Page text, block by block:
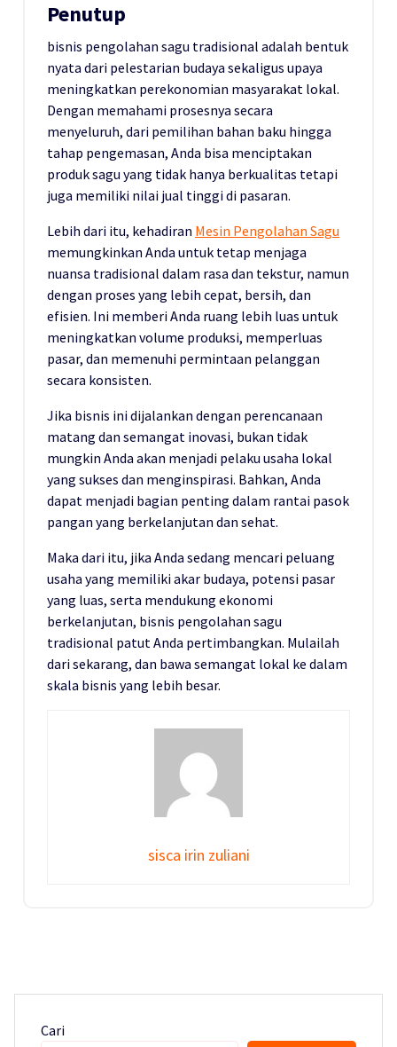
Penutup
bisnis pengolahan sagu tradisional adalah bentuk
nyata dari pelestarian budaya sekaligus upaya
meningkatkan perekonomian masyarakat lokal.
Dengan memahami prosesnya secara
menyeluruh, dari pemilihan bahan baku hingga
tahap pengemasan, Anda bisa menciptakan
produk sagu yang tidak hanya berkualitas tetapi
juga memiliki nilai jual tinggi di pasaran.
Lebih dari itu, kehadiran Mesin Pengolahan Sagu
memungkinkan Anda untuk tetap menjaga
nuansa tradisional dalam rasa dan tekstur, namun
dengan proses yang lebih cepat, bersih, dan
efisien. Ini memberi Anda ruang lebih luas untuk
meningkatkan volume produksi, memperluas
pasar, dan memenuhi permintaan pelanggan
secara konsisten.
Jika bisnis ini dijalankan dengan perencanaan
matang dan semangat inovasi, bukan tidak
mungkin Anda akan menjadi pelaku usaha lokal
yang sukses dan menginspirasi. Bahkan, Anda
dapat menjadi bagian penting dalam rantai pasok
pangan yang berkelanjutan dan sehat.
Maka dari itu, jika Anda sedang mencari peluang
usaha yang memiliki akar budaya, potensi pasar
yang luas, serta mendukung ekonomi
berkelanjutan, bisnis pengolahan sagu
tradisional patut Anda pertimbangkan. Mulailah
dari sekarang, dan bawa semangat lokal ke dalam
skala bisnis yang lebih besar.
sisca irin zuliani
Cari